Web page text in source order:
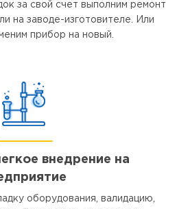
за свой счет выполним ремонт
на заводе-изготовителе. Или
прибор на новый.
внедрение на
оборудования, валидацию,